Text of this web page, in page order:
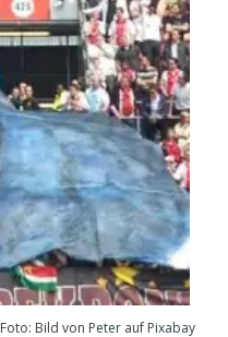
Foto: Bild von Peter auf Pixabay